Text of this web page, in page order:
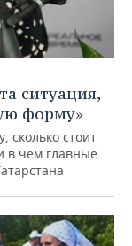
ситуация,
форму»
стоит
в чем главные